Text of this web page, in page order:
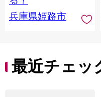
兵庫県姫路市
最近チェッ